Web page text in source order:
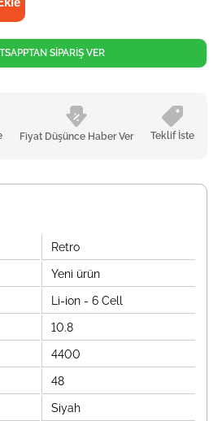
Fiyat Düşünce Haber Ver Teklif İste
SİPARİŞ VER
Retro
Yeni ürün
Li-ion - 6 Cell
10.8
4400
48
Siyah